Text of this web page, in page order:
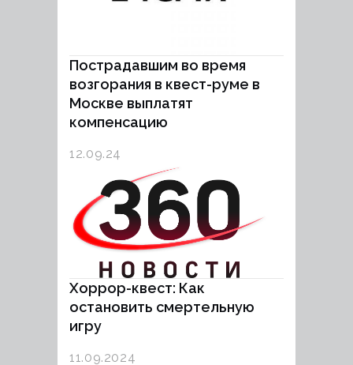
Пострадавшим во время
возгорания в квест-руме в
Москве выплатят
компенсацию
12.09.24
Хоррор-квест: Как
остановить смертельную
игру
11.09.2024